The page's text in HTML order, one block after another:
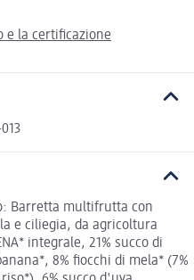
e la certificazione
Barretta multifrutta con
e ciliegia, da agricoltura
integrale, 21% succo di
8% fiocchi di mela* (7%